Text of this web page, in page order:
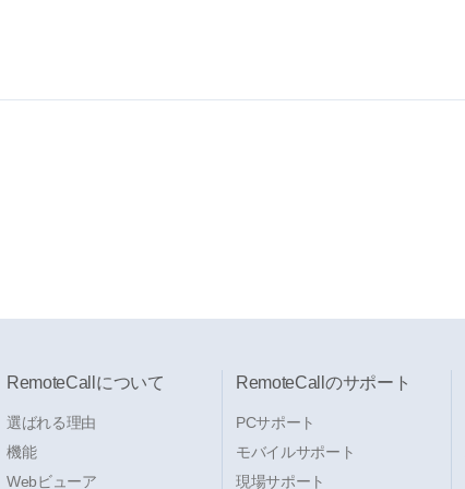
RemoteCallについて
選ばれる理由
機能
Webビューア
RemoteCallのサポート
PCサポート
モバイルサポート
現場サポート